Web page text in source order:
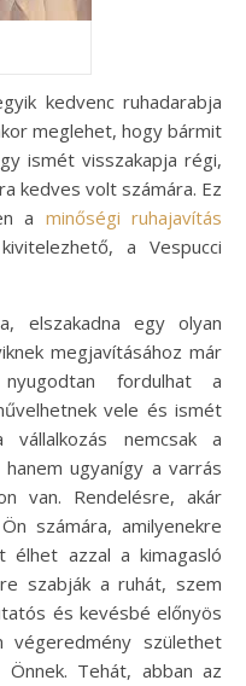
kedvenc ruhadarabja
meglehet, hogy bármit
ismét visszakapja régi,
kedves volt számára. Ez
a minőségi ruhajavítás
a Vespucci
elszakadna egy olyan
megjavításához már
fordulhat a
vele és ismét
vállalkozás nemcsak a
ugyanígy a varrás
van. Rendelésre, akár
számára, amilyenekre
azzal a kimagasló
szabják a ruhát, szem
és kevésbé előnyös
születhet
Tehát, abban az